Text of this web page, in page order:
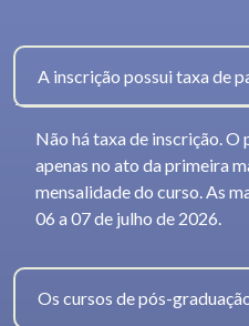
A inscrição possui taxa de
Não há taxa de inscrição. O
apenas no ato da primeira
mensalidade do curso. As
06 a 07 de julho de 2026.
Os cursos de pós-